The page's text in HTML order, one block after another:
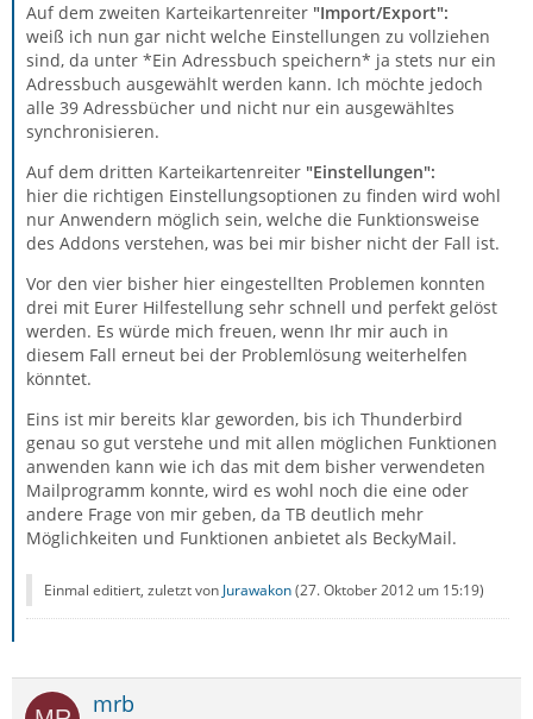
Auf dem zweiten Karteikartenreiter "Import/Export":
weiß ich nun gar nicht welche Einstellungen zu vollziehen
sind, da unter *Ein Adressbuch speichern* ja stets nur ein
Adressbuch ausgewählt werden kann. Ich möchte jedoch
alle 39 Adressbücher und nicht nur ein ausgewähltes
synchronisieren.
Auf dem dritten Karteikartenreiter "Einstellungen":
hier die richtigen Einstellungsoptionen zu finden wird wohl
nur Anwendern möglich sein, welche die Funktionsweise
des Addons verstehen, was bei mir bisher nicht der Fall ist.
Vor den vier bisher hier eingestellten Problemen konnten
drei mit Eurer Hilfestellung sehr schnell und perfekt gelöst
werden. Es würde mich freuen, wenn Ihr mir auch in
diesem Fall erneut bei der Problemlösung weiterhelfen
könntet.
Eins ist mir bereits klar geworden, bis ich Thunderbird
genau so gut verstehe und mit allen möglichen Funktionen
anwenden kann wie ich das mit dem bisher verwendeten
Mailprogramm konnte, wird es wohl noch die eine oder
andere Frage von mir geben, da TB deutlich mehr
Möglichkeiten und Funktionen anbietet als BeckyMail.
Einmal editiert, zuletzt von Jurawakon(27. Oktober 2012 um 15:19)
mrb